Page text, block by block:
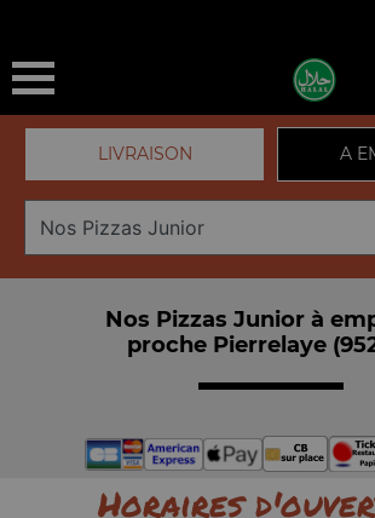
LIVRAISON A
Nos Pizzas Junior à
proche Pierrelaye
Horaires